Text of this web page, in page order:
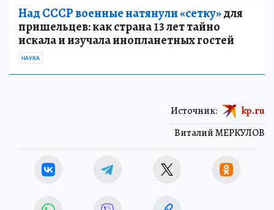
Над СССР военные натянули «сетку»для
пришельцев: как страна 13 лет тайно
искала и изучала инопланетных гостей
НАУКА
Виталий МЕРКУЛОВ
Источник: kp.ru